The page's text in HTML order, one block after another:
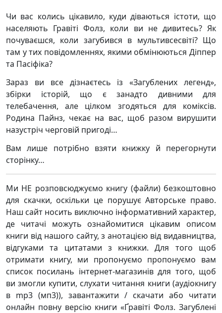
Чи вас колись цікавило, куди діваються істоти, що
населяють Гравіті Фолз, коли ви не дивитесь? Як
почуваєшся, коли загубився в мультивсесвіті? Що
там у тих повідомленнях, якими обмінюються Діппер
та Пасіфіка?
Зараз ви все дізнаєтесь із «Загублених легенд»,
збірки історій, що є занадто дивними для
телебачення, але цілком згодяться для коміксів.
Родина Пайнз, чекає на вас, щоб разом вирушити
назустріч черговій пригоді…
Вам лише потрібно взяти книжку й перегорнути
сторінку…
Ми НЕ розповсюджуємо книгу (файли) безкоштовно
для скачки, оскільки це порушує Авторське право.
Наш сайт носить виключно інформативний характер,
де читачі можуть ознайомитися цікавим описом
книги від нашого сайту, з анотацією від видавництва,
відгуками та цитатами з книжки. Для того щоб
отримати книгу, ми пропонуємо пропонуємо вам
список посилань інтернет-магазинів для того, щоб
ви змогли купити, слухати читання книги (аудіокнигу
в mp3 (мп3)), завантажити / скачати або читати
онлайн повну версію книги «Ґравіті Фолз. Загублені